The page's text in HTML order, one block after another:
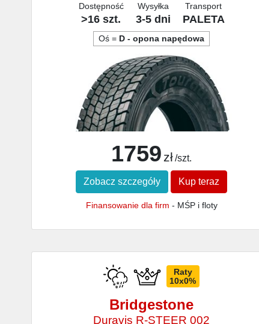
Dostępność
>16 szt.
Wysyłka
3-5 dni
Transport
PALETA
Oś = D - opona napędowa
1759 zł/szt.
Zobacz szczegóły Kup teraz
Finansowanie dla firm - MŚP i floty
Raty
10x0%
Bridgestone
Duravis R-STEER 002